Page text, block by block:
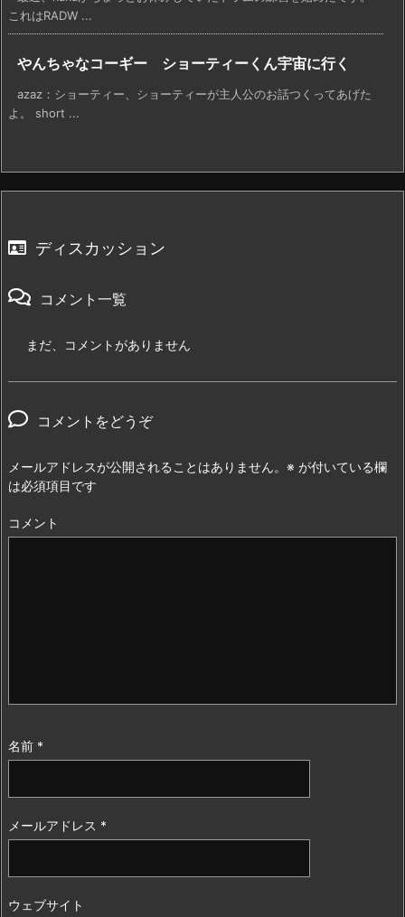
これはRADW ...
やんちゃなコーギー ショーティーくん宇宙に行く
azaz：ショーティー、ショーティーが主人公のお話つくってあげた
よ。 short ...
ディスカッション
コメント一覧
まだ、コメントがありません
コメントをどうぞ
メールアドレスが公開されることはありません。 ※ が付いている欄
は必須項目です
コメント
名前 *
メールアドレス *
ウェブサイト